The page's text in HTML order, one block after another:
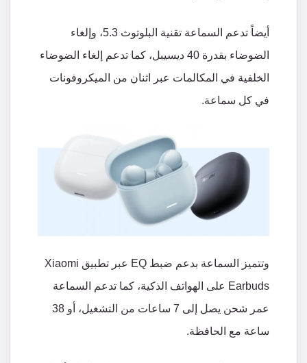
أيضاً تدعم السماعة تقنية البلوتوث 5.3، وإلغاء
الضوضاء بقدرة 40 ديسيبل، كما تدعم إلغاء الضوضاء
الخلفية في المكالمات عبر اثنان من الميكروفونات
في كل سماعة.
وتتميز السماعة بدعم ضبط EQ عبر تطبيق Xiaomi
Earbuds على الهواتف الذكية، كما تدعم السماعة
عمر شحن يصل إلى 7 ساعات من التشغيل، أو 38
ساعة مع الحافظة.